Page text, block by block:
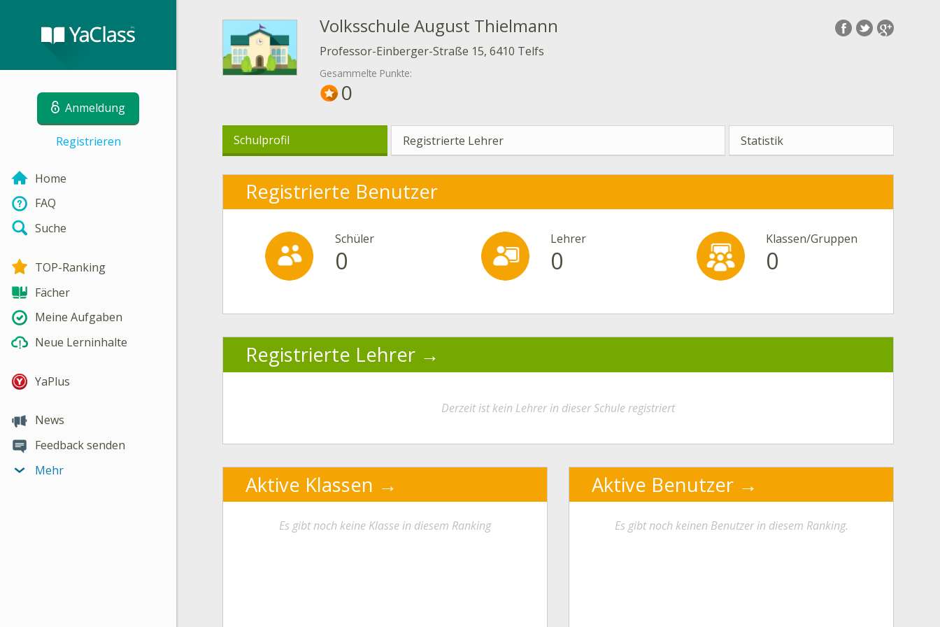
Anmeldung
Registrieren
Home
FAQ
Suche
TOP-Ranking
Fächer
Meine Aufgaben
Neue Lerninhalte
YaPlus
News
Feedback senden
Mehr
Volksschule August Thielmann
Professor-Einberger-Straße 15, 6410 Telfs
Gesammelte Punkte:
0
Schulprofil Registrierte Lehrer Statistik
Registrierte Benutzer
Schüler
0
Lehrer
0
Klassen/Gruppen
0
Registrierte Lehrer
Derzeit ist kein Lehrer in dieser Schule registriert
Aktive Klassen
Es gibt noch keine Klasse in diesem Ranking
Aktive Benutzer
Es gibt noch keinen Benutzer in diesem Ranking.